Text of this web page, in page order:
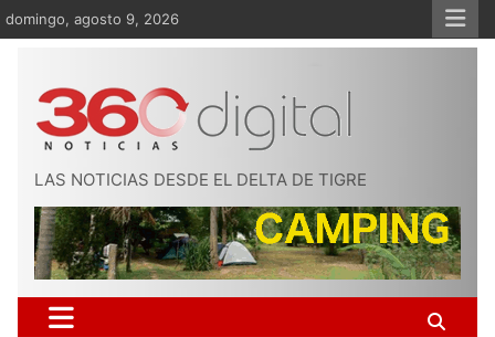
Saltar
al
domingo, agosto 9, 2026
LAS NOTICIAS DESDE EL DELTA DE TIGRE